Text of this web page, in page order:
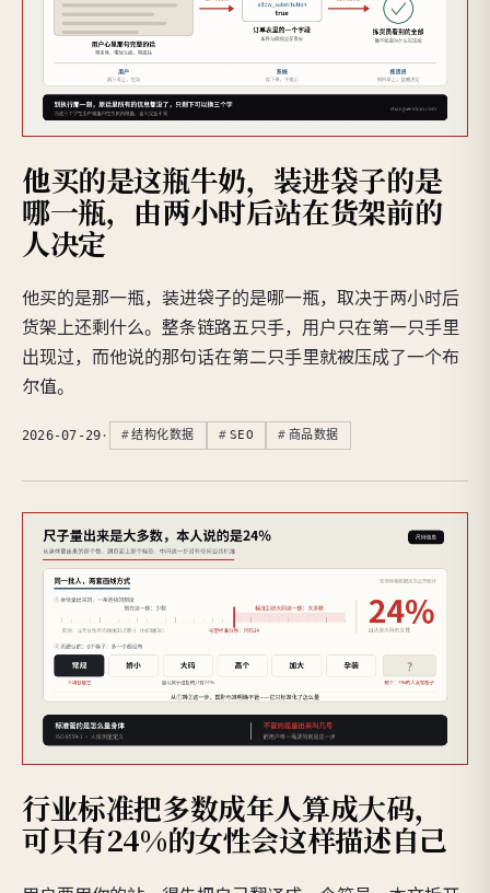
他买的是这瓶牛奶，装进袋子的是
哪一瓶，由两小时后站在货架前的
人决定
他买的是那一瓶，装进袋子的是哪一瓶，取决于两小时后
货架上还剩什么。整条链路五只手，用户只在第一只手里
出现过，而他说的那句话在第二只手里就被压成了一个布
尔值。
2026-07-29 · 结构化数据 SEO 商品数据
行业标准把多数成年人算成大码，
可只有24%的女性会这样描述自己